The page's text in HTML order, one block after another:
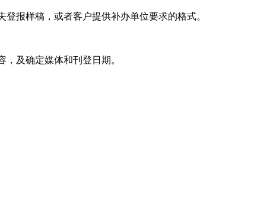
报样稿，或者客户提供补办单位要求的格式。
及确定媒体和刊登日期。